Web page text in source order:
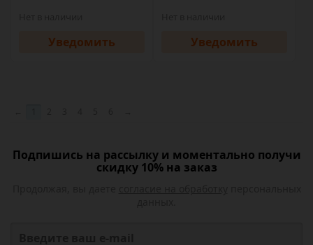
Уведомить Уведомить
Подпишись на рассылку и моментально получи
скидку 10% на заказ